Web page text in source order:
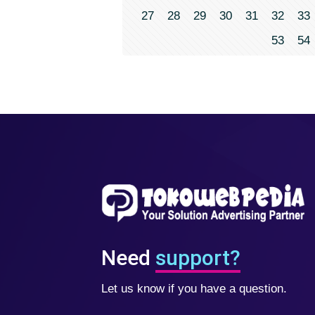
27 28 29 30 31 32
33
53
54
Need support?
Let us know if you have a question.